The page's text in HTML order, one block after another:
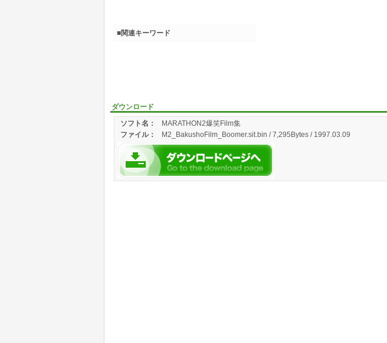
ダウンロード
ソフト名：
MARATHON2爆笑Film集
ファイル：
M2_BakushoFilm_Boomer.sit.bin / 7,295Bytes / 1997.03.09
■関連キーワード